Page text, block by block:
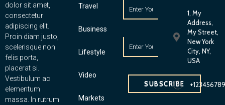
dolor sit amet,
consectetur
adipiscing elit.
Proin diam justo,
scelerisque non
felis porta,
placerat si.
Vestibulum ac
elementum
massa. In rutrum
Travel
Business
Lifestyle
Video
Markets
SUBSCRIBE
1, My
Address,
My Street,
New York
City, NY,
USA